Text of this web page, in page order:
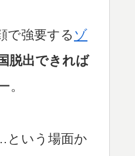
で強要する ゾ
脱出できれば
。
という場面か